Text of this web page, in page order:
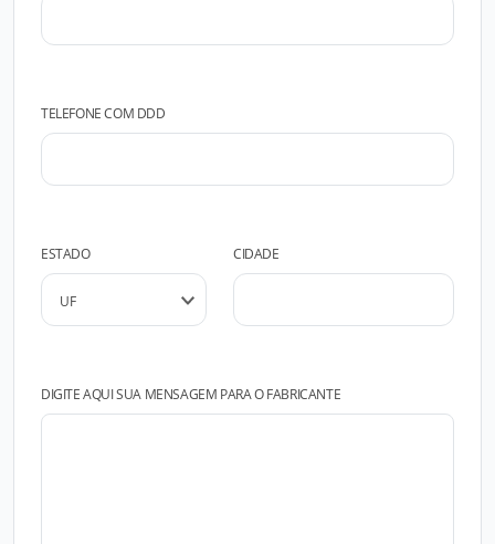
TELEFONE COM DDD
ESTADO CIDADE
DIGITE AQUI SUA MENSAGEM PARA O FABRICANTE